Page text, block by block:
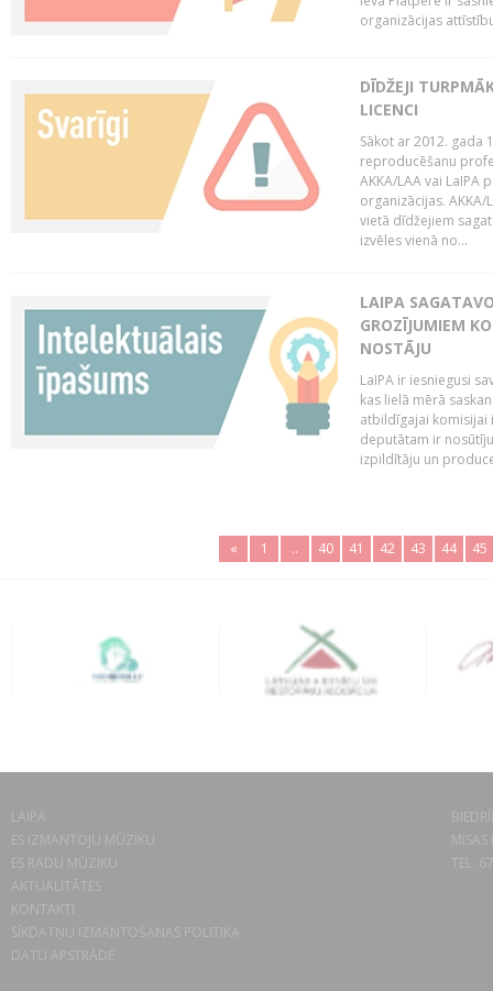
organizācijas
DĪDŽEJI
LICENCI
Sākot ar 2012. gada
reproducēšanu
AKKA/LAA vai LaIPA
organizācijas.
vietā dīdžejiem
izvēles vienā no...
LAIPA
GROZĪJUMIEM
NOSTĀJU
LaIPA ir iesniegusi
kas lielā mērā
atbildīgajai komisijai
deputātam ir
izpildītāju un
« 1 .. 40 41 42 43 44 45
LAIPA
ES IZMANTOJU MŪZIKU
ES RADU MŪZIKU
AKTUALITĀTES
KONTAKTI
SĪKDATŅU IZMANTOŠANAS POLITIKA
DATU APSTRĀDE
TEL.